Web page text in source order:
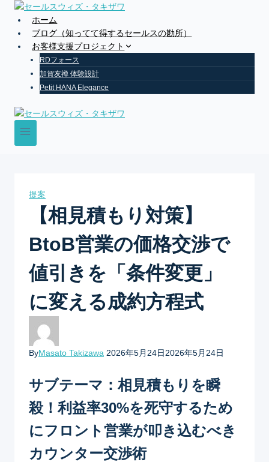
content
ホーム
ブログ（知ってて得するセールスの勘所）
お客様支援プロジェクト
RDフォース
加賀友禅 体験設計
Petit HANA Elegance
提案
【相見積もり対策】
BtoB営業の価格交渉で
値引きを「条件変更」
に変える成約方程式
ByMasato Takizawa 2026年5月24日2026年5月24日
サブテーマ：相見積もりを瞬
殺！利益率30%を死守するため
にフロント営業が叩き込むべき
カウンター交渉術